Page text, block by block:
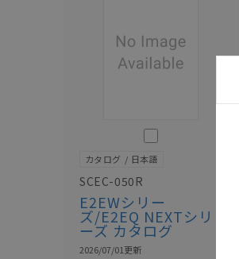
このカタログを選択
カタログ 日本語
SCEC-050R
E2EWシリー
ズ/E2EQ NEXTシリ
ーズ カタログ
2026/07/01更新